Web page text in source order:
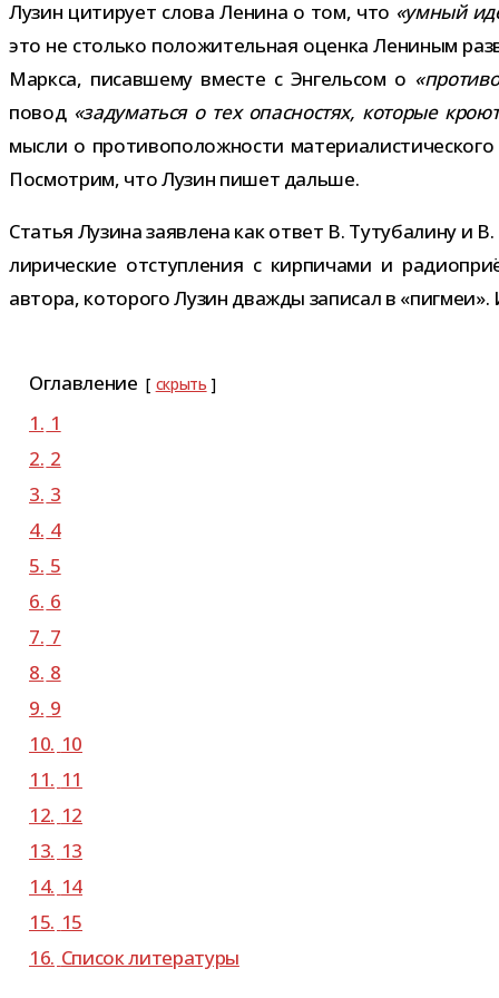
Лузин цити­рует слова Ленина о том, что «умный
это не столько поло­жи­тель­ная оценка Лениным
Маркса, писав­шему вме­сте с Энгельсом о
повод «заду­маться о тех опас­но­стях, кото­рые
мысли о про­ти­во­по­лож­но­сти
Посмотрим, что Лузин пишет дальше.
Статья Лузина заяв­лена как ответ В. Тутубалину
лири­че­ские отступ­ле­ния с кир­пи­чами и
автора, кото­рого Лузин два­жды запи­сал в «пиг­меи».
Оглавление скрыть
1. 1
2. 2
3. 3
4. 4
5. 5
6. 6
7. 7
8. 8
9. 9
10. 10
11. 11
12. 12
13. 13
14. 14
15. 15
16. Список лите­ра­туры